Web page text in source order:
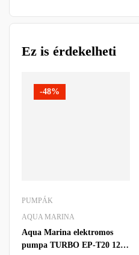
Ez is érdekelheti
-48%
PUMPÁK
AQUA MARINA
Aqua Marina elektromos
pumpa TURBO EP-T20 12 V